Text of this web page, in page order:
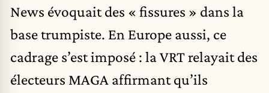
News évoquait des « fissures » dans la
base trumpiste. En Europe aussi, ce
cadrage s’est imposé : la VRT relayait des
électeurs MAGA affirmant qu’ils